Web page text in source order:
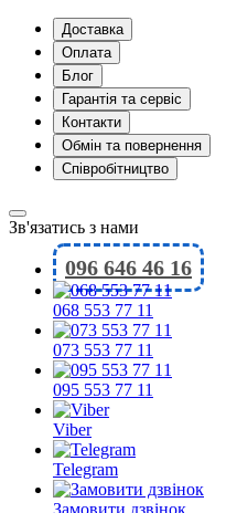
Доставка
Оплата
Блог
Гарантія та сервіс
Контакти
Обмін та повернення
Співробітництво
Зв'язатись з нами
096 646 46 16
068 553 77 11
073 553 77 11
095 553 77 11
Viber
Telegram
Замовити дзвінок